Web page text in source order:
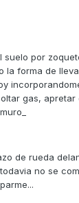
por
la forma de
gas, apretar
de rueda
no se